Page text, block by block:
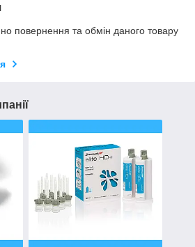
повернення та обмін даного товару